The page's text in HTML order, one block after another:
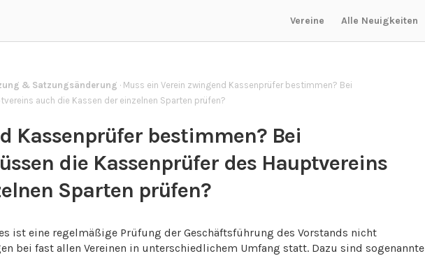
Vereine Alle Neuigkeiten
& Satzungsänderung · Muss ein Verein zwingend Kassenprüfer bestimmen? Bei
auch die Kassen der einzelnen Sparten prüfen?
Kassenprüfer bestimmen? Bei
die Kassenprüfer des Hauptvereins
Sparten prüfen?
ist eine regelmäßige Prüfung der Geschäftsführung des Vorstands nicht
bei fast allen Vereinen in unterschiedlichem Umfang statt. Dazu sind sogenannte